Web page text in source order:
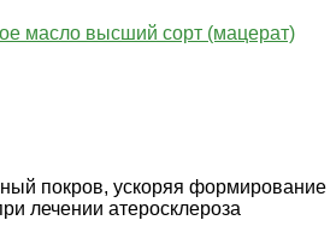
масло высший сорт (мацерат)
покров, ускоряя формирование
лечении атеросклероза